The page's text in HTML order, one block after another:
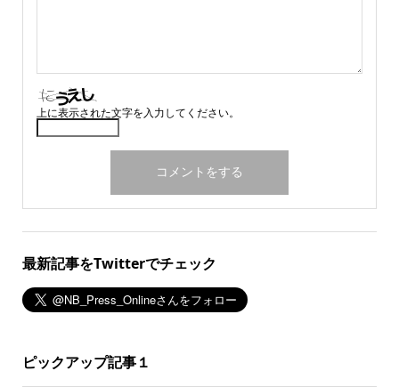
上に表示された文字を入力してください。
最新記事をTwitterでチェック
ピックアップ記事１